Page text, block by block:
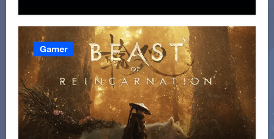
Gamer